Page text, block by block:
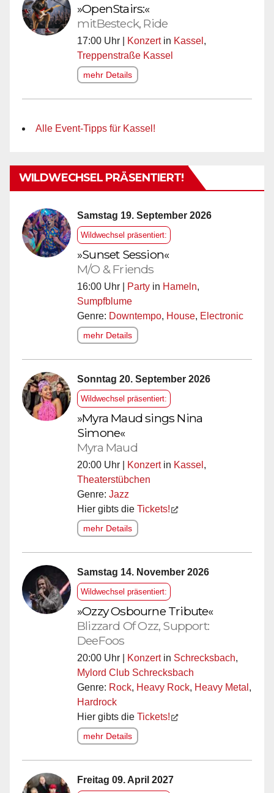
»OpenStairs:«
mitBesteck, Ride
17:00 Uhr | Konzertin Kassel ,
Treppenstraße Kassel
mehr Details
Alle Event-Tipps für Kassel!
WILDWECHSEL PRÄSENTIERT!
Samstag 19. September 2026
Wildwechsel präsentiert:
»Sunset Session«
M/O & Friends
16:00 Uhr | Party in Hameln,
Sumpfblume
Genre: Downtempo, House, Electronic
mehr Details
Sonntag 20. September 2026
Wildwechsel präsentiert:
»Myra Maud sings Nina
Simone«
Myra Maud
20:00 Uhr | Konzertin Kassel ,
Theaterstübchen
Genre: Jazz
Hier gibts die Tickets!
mehr Details
Samstag 14. November 2026
Wildwechsel präsentiert:
»Ozzy Osbourne Tribute«
Blizzard Of Ozz, Support:
DeeFoos
20:00 Uhr | Konzertin Schrecksbach,
Mylord Club Schrecksbach
Genre: Rock, Heavy Rock, Heavy Metal ,
Hardrock
Hier gibts die Tickets!
mehr Details
Freitag 09. April 2027